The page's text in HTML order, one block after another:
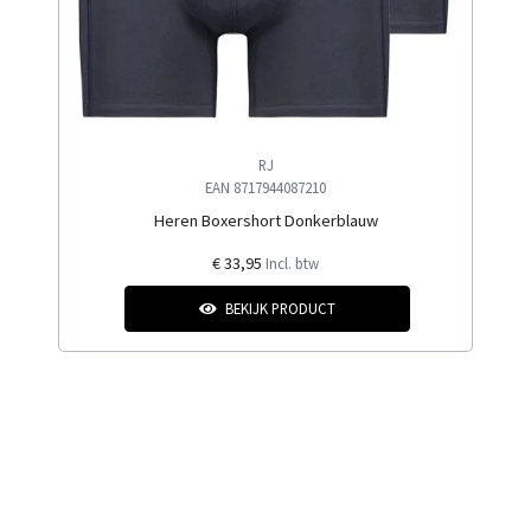
RJ
EAN 8717944087210
Heren Boxershort Donkerblauw
€ 33,95 Incl. btw
BEKIJK PRODUCT